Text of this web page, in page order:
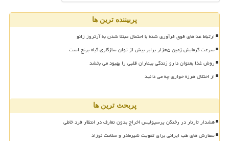
پربیننده ترین ها
ارتباط غذاهای فوق فرآوری شده با احتمال مبتلا شدن به آرتروز زانو
سرعت گرمایش زمین ۵هزار برابر بیش از توان سازگاری گیاه برنج است
روش غذا بعنوان دارو زندگی بیماران قلبی را بهبود می بخشد
از اختلال هرزه خواری چه می دانید
پربحث ترین ها
هشدار تارتار در رختکن پرسپولیس اخراج بدون تعارف در انتظار فرد خاطی
سفارش های طب ایرانی برای تقویت شیرمادر و سلامت نوزاد